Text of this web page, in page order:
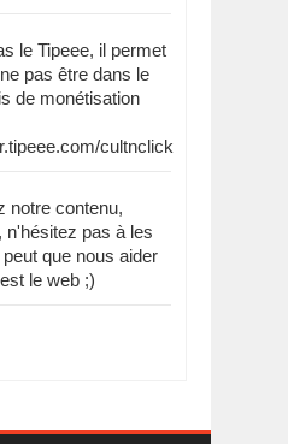
le Tipeee, il permet
pas être dans le
de monétisation
cultnclick
notre contenu,
n'hésitez pas à les
que nous aider
le web ;)